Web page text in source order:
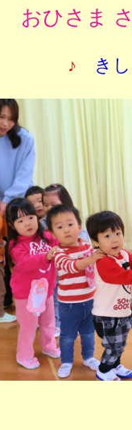
おひさま
♪ き